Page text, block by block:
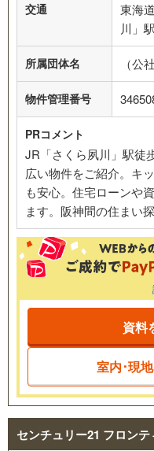
交通
東海
川」
所属団体名 （公
物件管理番号
PRコメント
JR「さくら夙川」駅徒
広い物件をご紹介。キ
も安心。住宅ローンや
ます。阪神間の住まい
資料
室内･現
センチュリー21 フロン